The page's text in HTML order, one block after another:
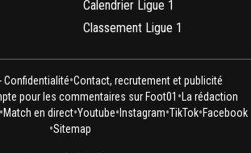
Calendrier Ligue 1
Classement Ligue 1
Confidentialité•Contact, recrutement et publicité
pour les commentaires sur Foot01 • La rédaction
•Match en direct•Youtube• Instagram•TikTok•Facebook
•Sitemap